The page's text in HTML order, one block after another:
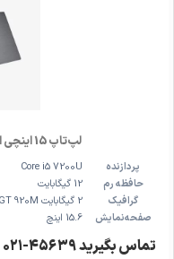
لپ‌تاپ 15 اینچی ایسوس P2540UV - مدل D
پردازنده
Core i5 7200U
حافظه رم
12 گیگابایت
گرافیک
2 گیگابایت GeForce GT 920M
صفحه‌نمایش
15.6 اینچ
تماس بگیرید ۴۵۶۳۹-۰۲۱